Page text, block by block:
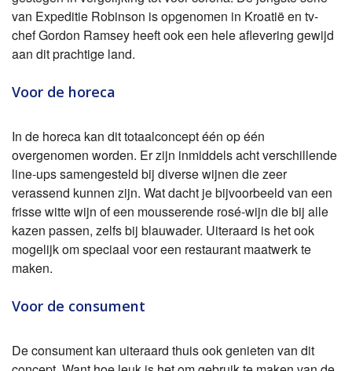
van Expeditie Robinson is opgenomen in Kroatië en tv-
chef Gordon Ramsey heeft ook een hele aflevering gewijd
aan dit prachtige land.
Voor de horeca
In de horeca kan dit totaalconcept één op één
overgenomen worden. Er zijn inmiddels acht verschillende
line-ups samengesteld bij diverse wijnen die zeer
verassend kunnen zijn. Wat dacht je bijvoorbeeld van een
frisse witte wijn of een mousserende rosé-wijn die bij alle
kazen passen, zelfs bij blauwader. Uiteraard is het ook
mogelijk om speciaal voor een restaurant maatwerk te
maken.
Voor de consument
De consument kan uiteraard thuis ook genieten van dit